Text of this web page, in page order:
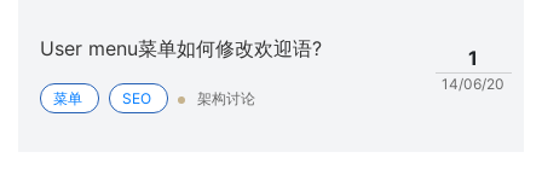
User menu菜单如何修改欢迎语?
菜单 SEO 架构讨论
1
14/06/20